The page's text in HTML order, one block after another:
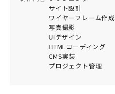
サイト設計
ワイヤーフレーム作成
写真撮影
UIデザイン
HTMLコーディング
CMS実装
プロジェクト管理